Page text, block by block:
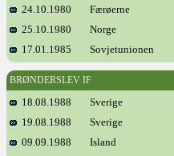
24.10.1980
Færøerne
25.10.1980
Norge
17.01.1985
Sovjetunionen
BRØNDERSLEV IF
18.08.1988
Sverige
19.08.1988
Sverige
09.09.1988
Island